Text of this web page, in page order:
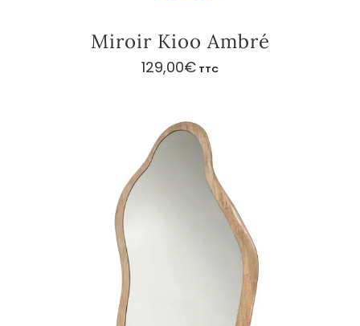
Miroir Kioo Ambré
129,00€ TTC